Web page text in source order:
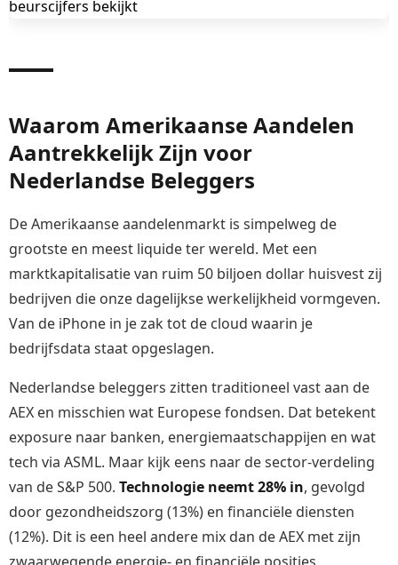
Waarom Amerikaanse Aandelen
Aantrekkelijk Zijn voor
Nederlandse Beleggers
De Amerikaanse aandelenmarkt is simpelweg de
grootste en meest liquide ter wereld. Met een
marktkapitalisatie van ruim 50 biljoen dollar huisvest zij
bedrijven die onze dagelijkse werkelijkheid vormgeven.
Van de iPhone in je zak tot de cloud waarin je
bedrijfsdata staat opgeslagen.
Nederlandse beleggers zitten traditioneel vast aan de
AEX en misschien wat Europese fondsen. Dat betekent
exposure naar banken, energiemaatschappijen en wat
tech via ASML. Maar kijk eens naar de sector-verdeling
van de S&P 500. Technologie neemt 28% in, gevolgd
door gezondheidszorg (13%) en financiële diensten
(12%). Dit is een heel andere mix dan de AEX met zijn
zwaarwegende energie- en financiële posities.